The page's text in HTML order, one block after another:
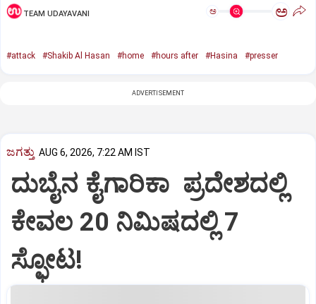
TEAM UDAYAVANI ಅ ಅ
#attack #Shakib Al Hasan #home #hours after #Hasina #presser
ADVERTISEMENT
ಜಗತ್ತು AUG 6, 2026, 7:22 AM IST
ದುಬೈನ ಕೈಗಾರಿಕಾ ಪ್ರದೇಶದಲ್ಲಿ
ಕೇವಲ 20 ನಿಮಿಷದಲ್ಲಿ 7
ಸ್ಫೋಟ!